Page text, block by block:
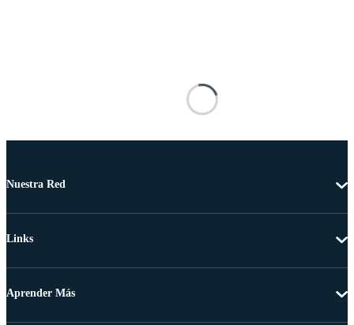
Nuestra Red
Links
Aprender Más